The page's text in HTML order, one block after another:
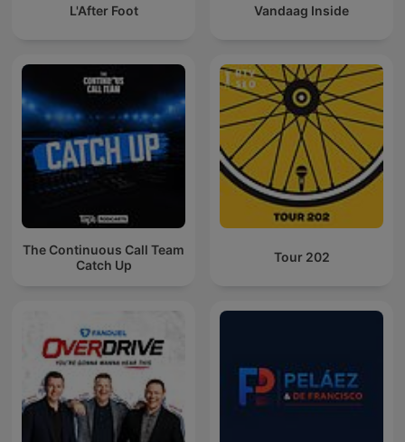
L'After Foot Vandaag Inside
The Continuous Call Team
Catch Up
Tour 202